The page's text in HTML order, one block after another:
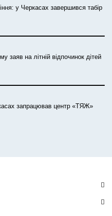
у Черкасах завершився табір
заяв на літній відпочинок дітей
запрацював центр «ТЯЖ»